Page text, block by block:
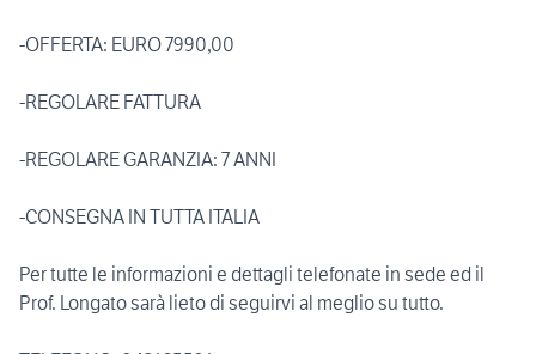
-OFFERTA: EURO 7990,00
-REGOLARE FATTURA
-REGOLARE GARANZIA: 7 ANNI
-CONSEGNA IN TUTTA ITALIA
Per tutte le informazioni e dettagli telefonate in sede ed il
Prof. Longato sarà lieto di seguirvi al meglio su tutto.